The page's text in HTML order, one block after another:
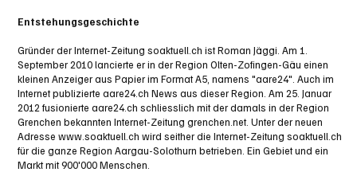
Entstehungsgeschichte
Gründer der Internet-Zeitung soaktuell.ch ist Roman Jäggi. Am 1.
September 2010 lancierte er in der Region Olten-Zofingen-Gäu einen
kleinen Anzeiger aus Papier im Format A5, namens "aare24". Auch im
Internet publizierte aare24.ch News aus dieser Region. Am 25. Januar
2012 fusionierte aare24.ch schliesslich mit der damals in der Region
Grenchen bekannten Internet-Zeitung grenchen.net. Unter der neuen
Adresse www.soaktuell.ch wird seither die Internet-Zeitung soaktuell.ch
für die ganze Region Aargau-Solothurn betrieben. Ein Gebiet und ein
Markt mit 900'000 Menschen.